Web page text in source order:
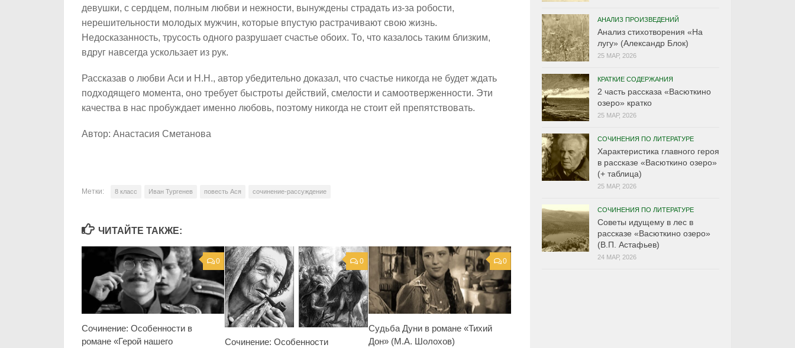
девушки, с сердцем, полным любви и нежности, вынуждены страдать из-за робости,
нерешительности молодых мужчин, которые впустую растрачивают свою жизнь.
Недосказанность, трусость одного разрушает счастье обоих. То, что казалось таким близким,
вдруг навсегда ускользает из рук.
Рассказав о любви Аси и Н.Н., автор убедительно доказал, что счастье никогда не будет ждать
подходящего момента, оно требует быстроты действий, смелости и самоотверженности. Эти
качества в нас пробуждает именно любовь, поэтому никогда не стоит ей препятствовать.
Автор: Анастасия Сметанова
Метки: 8 класс Иван Тургенев повесть Ася сочинение-рассуждение
ЧИТАЙТЕ ТАКЖЕ:
0
Сочинение: Особенности в
романе «Герой нашего
0
Сочинение: Особенности
0
Судьба Дуни в романе «Тихий
Дон» (М.А. Шолохов)
АНАЛИЗ ПРОИЗВЕДЕНИЙ
Анализ стихотворения «На
лугу» (Александр Блок)
25 МАР, 2026
КРАТКИЕ СОДЕРЖАНИЯ
2 часть рассказа «Васюткино
озеро» кратко
25 МАР, 2026
СОЧИНЕНИЯ ПО ЛИТЕРАТУРЕ
Характеристика главного героя
в рассказе «Васюткино озеро»
(+ таблица)
25 МАР, 2026
СОЧИНЕНИЯ ПО ЛИТЕРАТУРЕ
Советы идущему в лес в
рассказе «Васюткино озеро»
(В.П. Астафьев)
24 МАР, 2026